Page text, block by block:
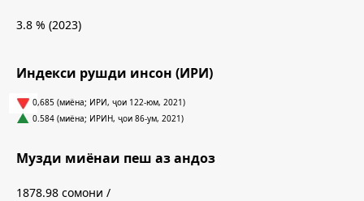
3.8 % (2023)
Индекси рушди инсон (ИРИ)
0,685 (миёна; ИРИ, ҷои 122-юм, 2021)
0.584 (миёна; ИРИН, ҷои 86-ум, 2021)
Музди миёнаи пеш аз андоз
1878.98 сомони /